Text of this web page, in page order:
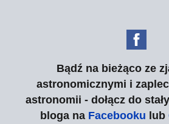
Bądź na bieżąco ze
astronomicznymi i
astronomii - dołącz do
bloga na Facebooku lub